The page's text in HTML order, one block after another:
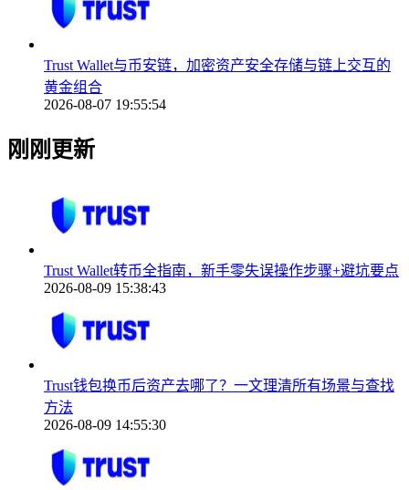
Trust Wallet与币安链，加密资产安全存储与链上交互的
黄金组合
2026-08-07 19:55:54
刚刚更新
Trust Wallet转币全指南，新手零失误操作步骤+避坑要点
2026-08-09 15:38:43
Trust钱包换币后资产去哪了？一文理清所有场景与查找
方法
2026-08-09 14:55:30